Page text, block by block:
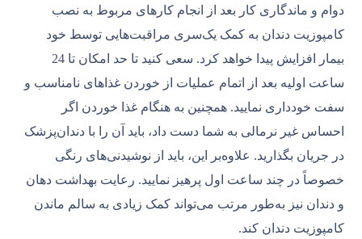
دوام و ماندگاری کار بعد از انجام کارهای مربوط به نصب
کامپوزیت دندان به کمک یک‌سری مراقبت‌هایی توسط خود
بیمار افزایش پیدا خواهد کرد. سعی کنید تا حد امکان تا 24
ساعت اولیه بعد از اتمام عملیات از خوردن غذاهای نامناسب و
سفت خودداری نمایید. همچنین به هنگام غذا خوردن اگر
احساس غیر نرمالی به شما دست داد، باید آن را با دندان‌پزشک
در جریان بگذارید. علاوه‌بر این، باید از نوشیدنی‌های رنگی
خصوصاً در چند ساعت اول پرهیز نمایید. رعایت بهداشت دهان
و دندان نیز به‌طور مرتب می‌تواند کمک زیادی به سالم ماندن
کامپوزیت دندان کند.